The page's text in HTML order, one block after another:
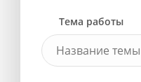
Тема работы